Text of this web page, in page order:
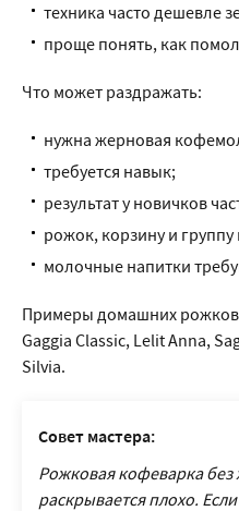
техника часто дешевле
проще понять, как
Что может раздражать:
нужна жерновая
требуется навык;
результат у новичков
рожок, корзину и
молочные напитки
Примеры домашних
Gaggia Classic, Lelit Anna,
Silvia.
Совет мастера:
Рожковая кофеварка
раскрывается плохо.